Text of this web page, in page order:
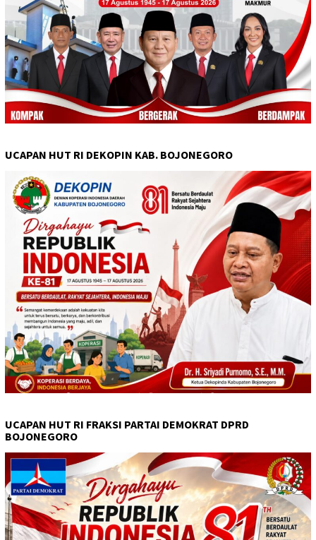
UCAPAN HUT RI DEKOPIN KAB. BOJONEGORO
UCAPAN HUT RI FRAKSI PARTAI DEMOKRAT DPRD
BOJONEGORO